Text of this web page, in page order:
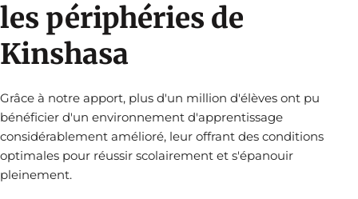
les périphéries de
Kinshasa
Grâce à notre apport, plus d'un million d'élèves ont pu
bénéficier d'un environnement d'apprentissage
considérablement amélioré, leur offrant des conditions
optimales pour réussir scolairement et s'épanouir
pleinement.